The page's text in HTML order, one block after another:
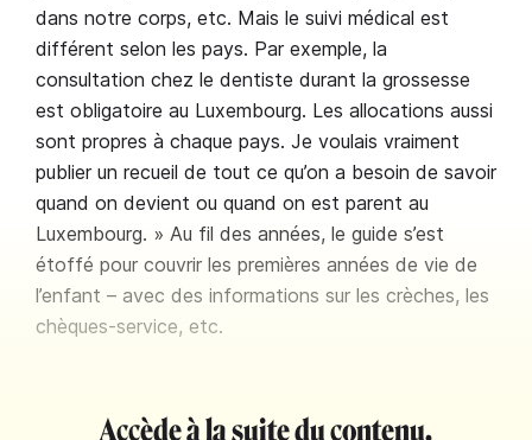
dans notre corps, etc. Mais le suivi médical est
différent selon les pays. Par exemple, la
consultation chez le dentiste durant la grossesse
est obligatoire au Luxembourg. Les allocations aussi
sont propres à chaque pays. Je voulais vraiment
publier un recueil de tout ce qu’on a besoin de savoir
quand on devient ou quand on est parent au
Luxembourg. » Au fil des années, le guide s’est
étoffé pour couvrir les premières années de vie de
l’enfant – avec des informations sur les crèches, les
chèques-service, etc.
Accède à la suite du contenu.